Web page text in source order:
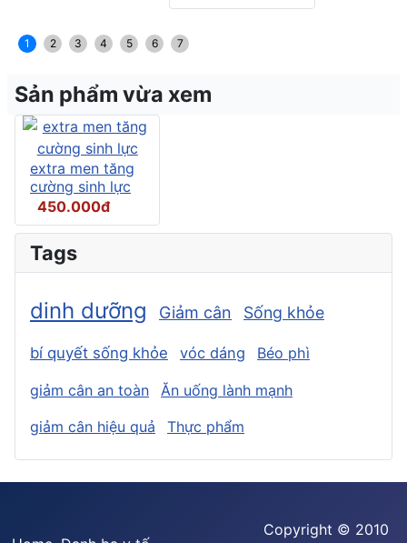
1 2 3 4 5 6 7
Sản phẩm vừa xem
extra men tăng
cường sinh lực
450.000đ
Tags
dinh dưỡng Giảm cân Sống khỏe
bí quyết sống khỏe vóc dáng Béo phì
giảm cân an toàn
Ăn uống lành mạnh
giảm cân hiệu quả
Thực phẩm
Copyright © 2010